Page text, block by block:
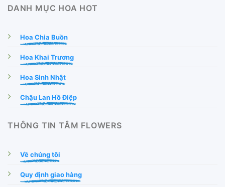
DANH MỤC HOA HOT
Hoa Chia Buồn
Hoa Khai Trương
Hoa Sinh Nhật
Chậu Lan Hồ Điệp
THÔNG TIN TÂM FLOWERS
Về chúng tôi
Quy định giao hàng